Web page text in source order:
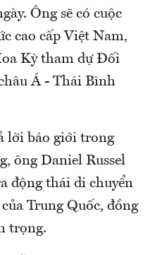
Ông sẽ có cuộc
cao cấp Việt Nam,
Kỳ tham dự Đối
Á - Thái Bình
lời báo giới trong
ông Daniel Russel
động thái di chuyển
Trung Quốc, đồng
trọng.